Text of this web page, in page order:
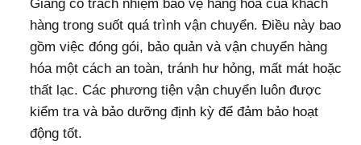
Giang có trách nhiệm bảo vệ hàng hóa của khách
hàng trong suốt quá trình vận chuyển. Điều này bao
gồm việc đóng gói, bảo quản và vận chuyển hàng
hóa một cách an toàn, tránh hư hỏng, mất mát hoặc
thất lạc. Các phương tiện vận chuyển luôn được
kiểm tra và bảo dưỡng định kỳ để đảm bảo hoạt
động tốt.